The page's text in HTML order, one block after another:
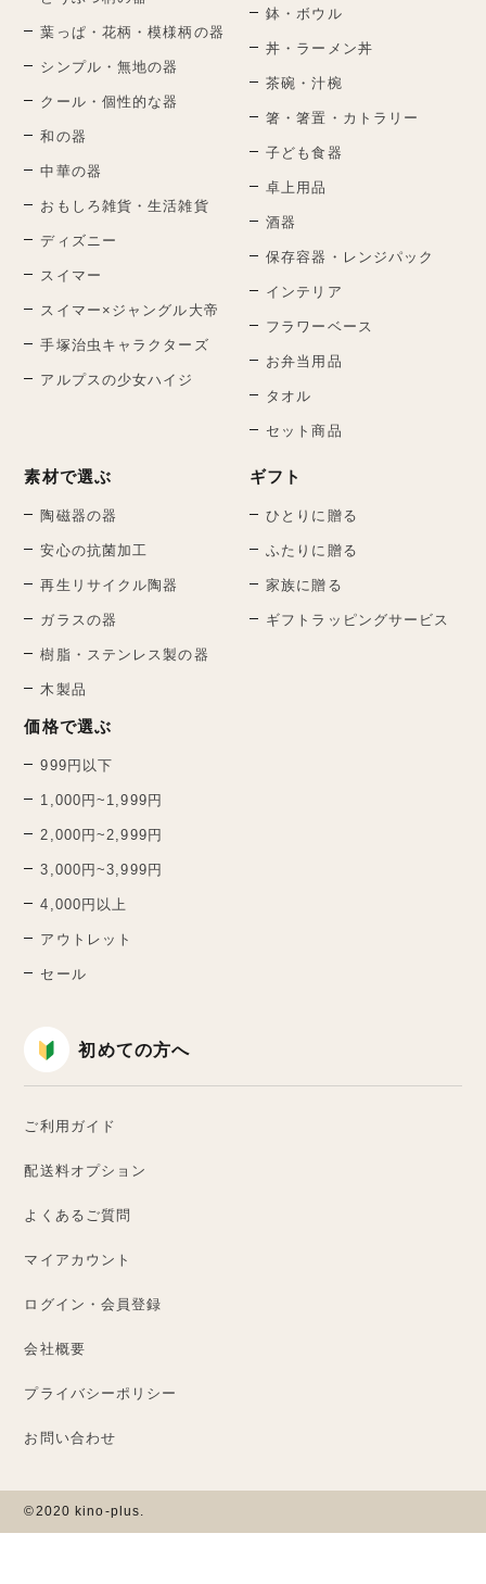
葉っぱ・花柄・模様柄の器
シンプル・無地の器
クール・個性的な器
和の器
中華の器
おもしろ雑貨・生活雑貨
ディズニー
スイマー
スイマー×ジャングル大帝
手塚治虫キャラクターズ
アルプスの少女ハイジ
鉢・ボウル
丼・ラーメン丼
茶碗・汁椀
箸・箸置・カトラリー
子ども食器
卓上用品
酒器
保存容器・レンジパック
インテリア
フラワーベース
お弁当用品
タオル
セット商品
素材で選ぶ
陶磁器の器
安心の抗菌加工
再生リサイクル陶器
ガラスの器
樹脂・ステンレス製の器
木製品
価格で選ぶ
999円以下
1,000円~1,999円
2,000円~2,999円
3,000円~3,999円
4,000円以上
アウトレット
セール
ギフト
ひとりに贈る
ふたりに贈る
家族に贈る
ギフトラッピングサービス
初めての方へ
ご利用ガイド
配送料オプション
よくあるご質問
マイアカウント
ログイン・会員登録
会社概要
プライバシーポリシー
お問い合わせ
©2020 kino-plus.